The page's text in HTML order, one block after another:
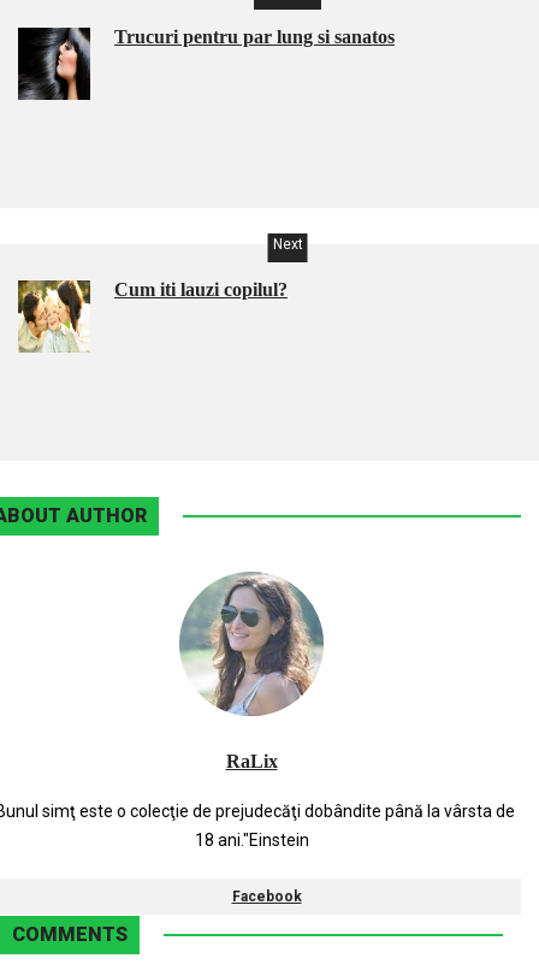
Trucuri pentru par lung si sanatos
Next
Cum iti lauzi copilul?
AUTHOR
RaLix
simţ este o colecţie de prejudecăţi dobândite până la vârsta de
18 ani."Einstein
Facebook
COMMENTS